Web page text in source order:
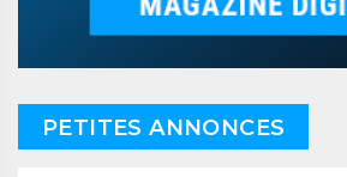
PETITES ANNONCES